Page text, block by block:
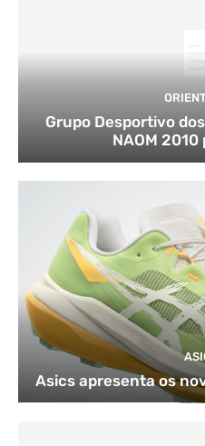
Grupo Desportivo
NAOM
Asics apresenta os